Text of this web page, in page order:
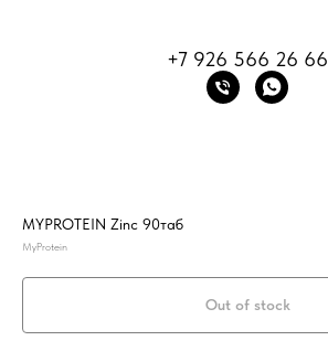
+7 926 566 26 66
MYPROTEIN Zinc 90таб
MyProtein
Out of stock